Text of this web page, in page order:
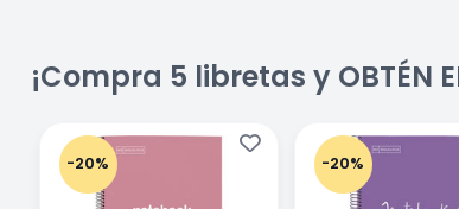
¡Compra 5 libretas y OBTÉN
-20% -20%